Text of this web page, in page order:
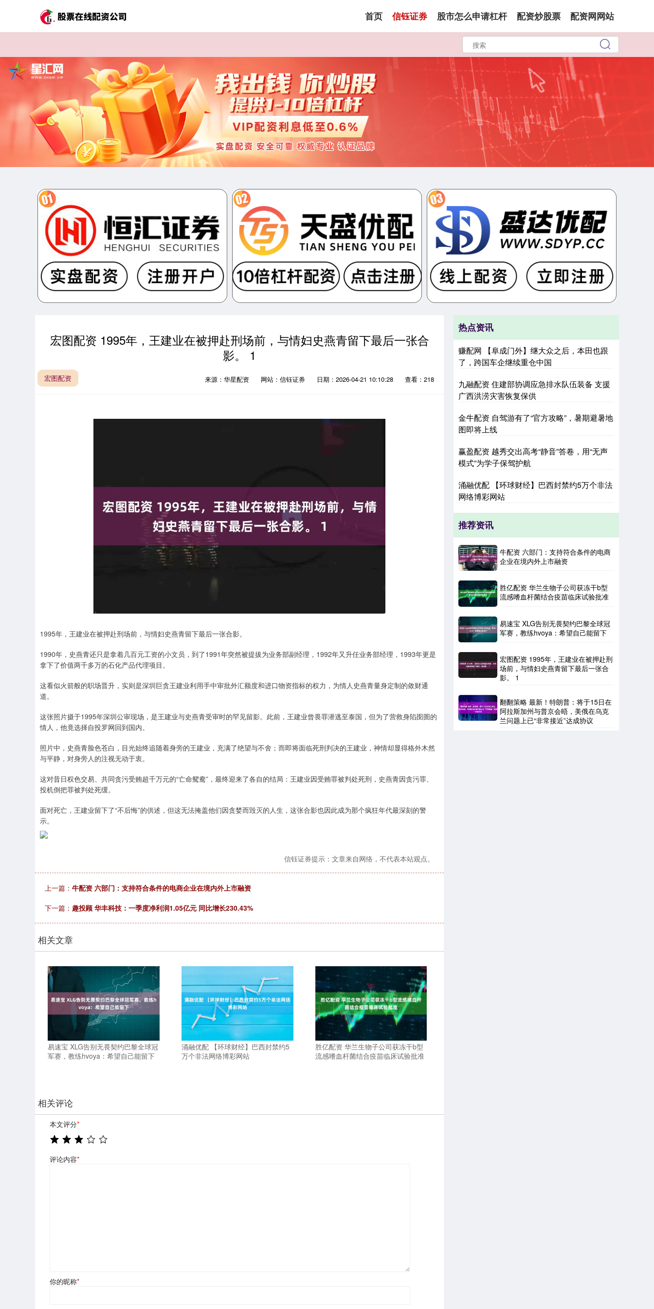
首页 信钰证券 股市怎么申请杠杆 配资炒股票 配资网网站
宏图配资 1995年，王建业在被押赴刑场前，与情妇史燕青留下最后一张合
影。 1
宏图配资 来源：华星配资 网站：信钰证券 日期：2026-04-21 10:10:28 查看：218
1995年，王建业在被押赴刑场前，与情妇史燕青留下最后一张合影。
1990年，史燕青还只是拿着几百元工资的小文员，到了1991年突然被提拔为业务部副经理，1992年又升任业务部经理，1993年更是
拿下了价值两千多万的石化产品代理项目。
这看似火箭般的职场晋升，实则是深圳巨贪王建业利用手中审批外汇额度和进口物资指标的权力，为情人史燕青量身定制的敛财通
道。
这张照片摄于1995年深圳公审现场，是王建业与史燕青受审时的罕见留影。此前，王建业曾畏罪潜逃至泰国，但为了营救身陷囹圄的
情人，他竟选择自投罗网回到国内。
照片中，史燕青脸色苍白，目光始终追随着身旁的王建业，充满了绝望与不舍；而即将面临死刑判决的王建业，神情却显得格外木然
与平静，对身旁人的注视无动于衷。
这对昔日权色交易、共同贪污受贿超千万元的“亡命鸳鸯”，最终迎来了各自的结局：王建业因受贿罪被判处死刑，史燕青因贪污罪、
投机倒把罪被判处死缓。
面对死亡，王建业留下了“不后悔”的供述，但这无法掩盖他们因贪婪而毁灭的人生，这张合影也因此成为那个疯狂年代最深刻的警
示。
信钰证券提示：文章来自网络，不代表本站观点。
上一篇： 牛配资 六部门：支持符合条件的电商企业在境内外上市融资
下一篇： 趣投顾 华丰科技：一季度净利润1.05亿元 同比增长230.43%
相关文章
易速宝 XLG告别无畏契约巴黎全球冠
军赛，教练hvoya：希望自己能留下
涌融优配 【环球财经】巴西封禁约5
万个非法网络博彩网站
胜亿配资 华兰生物子公司获冻干b型
流感嗜血杆菌结合疫苗临床试验批准
相关评论
本文评分*
评论内容*
你的昵称*
热点资讯
赚配网 【阜成门外】继大众之后，本田也跟
了，跨国车企继续重仓中国
九融配资 住建部协调应急排水队伍装备 支援
广西洪涝灾害恢复保供
金牛配资 自驾游有了“官方攻略”，暑期避暑地
图即将上线
赢盈配资 越秀交出高考“静音”答卷，用“无声
模式”为学子保驾护航
涌融优配 【环球财经】巴西封禁约5万个非法
网络博彩网站
推荐资讯
牛配资 六部门：支持符合条件的电商
企业在境内外上市融资
胜亿配资 华兰生物子公司获冻干b型
流感嗜血杆菌结合疫苗临床试验批准
易速宝 XLG告别无畏契约巴黎全球冠
军赛，教练hvoya：希望自己能留下
宏图配资 1995年，王建业在被押赴刑
场前，与情妇史燕青留下最后一张合
影。 1
翻翻策略 最新！特朗普：将于15日在
阿拉斯加州与普京会晤，美俄在乌克
兰问题上已“非常接近”达成协议